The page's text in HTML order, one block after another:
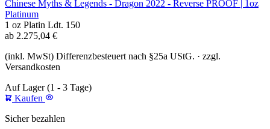
Chinese Myths & Legends - Dragon 2022 - Reverse PROOF | 1oz
Platinum
1 oz Platin Ldt. 150
ab 2.275,04 €
(inkl. MwSt) Differenzbesteuert nach §25a UStG. · zzgl.
Versandkosten
Auf Lager (1 - 3 Tage)
Kaufen
Sicher bezahlen